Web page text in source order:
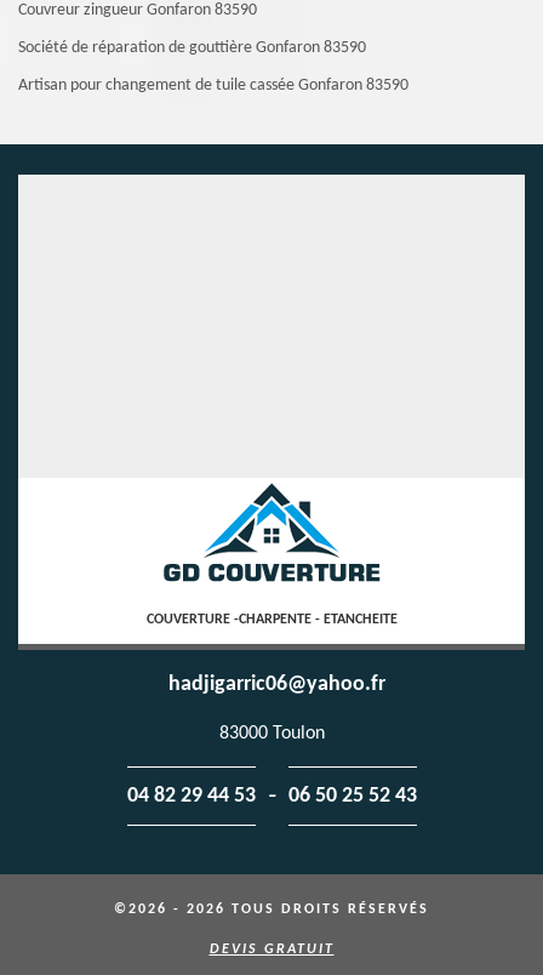
Couvreur zingueur Gonfaron 83590
Société de réparation de gouttière Gonfaron 83590
Artisan pour changement de tuile cassée Gonfaron 83590
COUVERTURE -CHARPENTE - ETANCHEITE
hadjigarric06@yahoo.fr
83000 Toulon
04 82 29 44 53 - 06 50 25 52 43
©2026 - 2026 TOUS DROITS RÉSERVÉS
DEVIS GRATUIT